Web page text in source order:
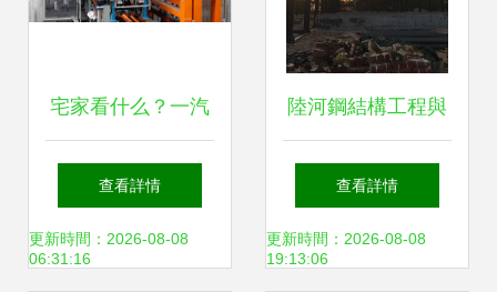
宅家看什么？一汽
奔騰“透明工廠”邀
您共赴“云”端涂裝
查看詳情
更新時間：2026-08-08
06:31:16
陸河鋼結構工程與
涂裝工程綜合造價
解析 多少錢一平
查看詳情
更新時間：2026-08-08
19:13:06